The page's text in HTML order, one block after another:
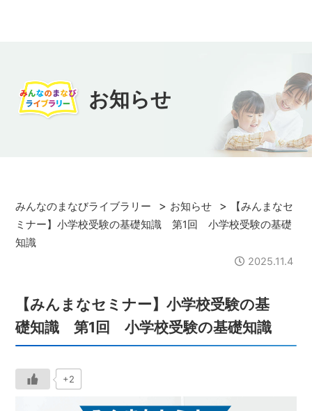
お知らせ
みんなのまなびライブラリー > お知らせ >
【みんまなセ
ミナー】小学校受験の基礎知識 第1回 小学校受験の基礎
知識
2025.11.4
【みんまなセミナー】小学校受験の基
礎知識 第1回 小学校受験の基礎知識
+2